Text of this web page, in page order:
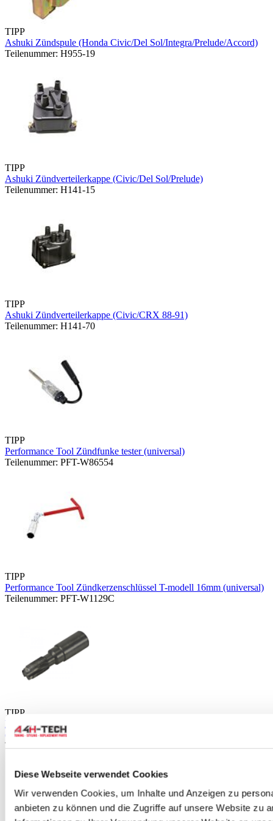
Diese Webseite verwendet Cookies
Wir verwenden Cookies, um Inhalte und Anzeigen zu
anbieten zu können und die Zugriffe auf unsere Website zu
TIPP
Ashuki Zündspule (Honda Civic/Del Sol/Integra/Prelude/Accord)
Teilenummer: H955-19
TIPP
Ashuki Zündverteilerkappe (Civic/Del Sol/Prelude)
Teilenummer: H141-15
TIPP
Ashuki Zündverteilerkappe (Civic/CRX 88-91)
Teilenummer: H141-70
TIPP
Performance Tool Zündfunke tester (universal)
Teilenummer: PFT-W86554
TIPP
Performance Tool Zündkerzenschlüssel T-modell 16mm (universal)
Teilenummer: PFT-W1129C
TIPP
Lisle Lambdasonde anschluss gewindestrehler M14x1.25
(Universal)
Teilenummer: LS-20020
Name*
E-Mail*